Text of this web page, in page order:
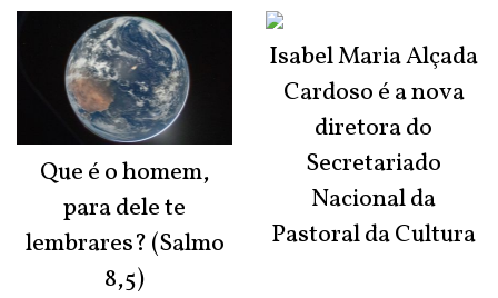
Que é o homem,
para dele te
lembrares? (Salmo
8,5)
Isabel Maria Alçada
Cardoso é a nova
diretora do
Secretariado
Nacional da
Pastoral da Cultura